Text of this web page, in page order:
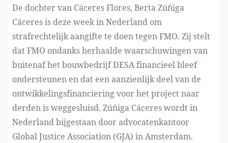
De dochter van Cáceres Flores, Berta Zúñiga
Cáceres is deze week in Nederland om
strafrechtelijk aangifte te doen tegen FMO. Zij stelt
dat FMO ondanks herhaalde waarschuwingen van
buitenaf het bouwbedrijf DESA financieel bleef
ondersteunen en dat een aanzienlijk deel van de
ontwikkelingsfinanciering voor het project naar
derden is weggesluisd. Zúñiga Cáceres wordt in
Nederland bijgestaan door advocatenkantoor
Global Justice Association (GJA) in Amsterdam.